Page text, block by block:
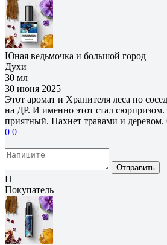
Юная ведьмочка и большой город
Духи
30 мл
30 июня 2025
Этот аромат и Хранителя леса по
на ДР. И именно этот стал
приятный. Пахнет травами и
0 0
Отправить
П
Покупатель